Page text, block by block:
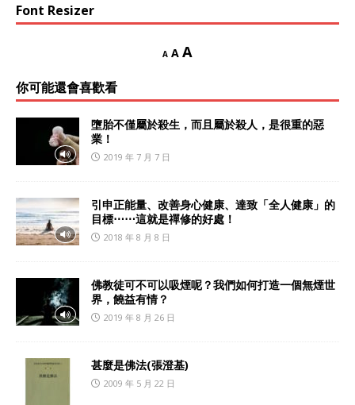
Font Resizer
A A A
你可能還會喜歡看
墮胎不僅屬於殺生，而且屬於殺人，是很重的惡
業！
2019 年 7 月 7 日
引申正能量、改善身心健康、達致「全人健康」的
目標⋯⋯這就是禪修的好處！
2018 年 8 月 8 日
佛教徒可不可以吸煙呢？我們如何打造一個無煙世
界，饒益有情？
2019 年 8 月 26 日
甚麼是佛法(張澄基)
2009 年 5 月 22 日